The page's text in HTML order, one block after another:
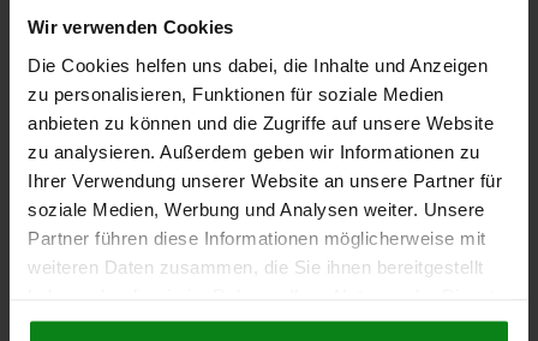
Wir verwenden Cookies
Die Cookies helfen uns dabei, die Inhalte und Anzeigen
zu personalisieren, Funktionen für soziale Medien
anbieten zu können und die Zugriffe auf unsere Website
zu analysieren. Außerdem geben wir Informationen zu
Ihrer Verwendung unserer Website an unsere Partner für
soziale Medien, Werbung und Analysen weiter. Unsere
Partner führen diese Informationen möglicherweise mit
weiteren Daten zusammen, die Sie ihnen bereitgestellt
gesammelt haben.Cookie Richtlinien
ROLLENFÜHRUNGSWAGEN FESTLAGER GR.45
120X25, FORM:C STAHL, MASSIVAUSFÜHRUNG
GRÖSSE=45 A1=55 BREITE=25 B1=46,4 D=M8
E=32,5
F=5,1
H=28,9 H2=38 LÄNGE=120
C0Y N=1740
C0Z N=935
Bestellnummer:21320-245120